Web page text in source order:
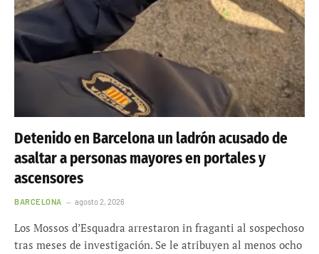
Detenido en Barcelona un ladrón acusado de
asaltar a personas mayores en portales y
ascensores
BARCELONA agosto 2, 2026
Los Mossos d’Esquadra arrestaron in fraganti al sospechoso
tras meses de investigación. Se le atribuyen al menos ocho